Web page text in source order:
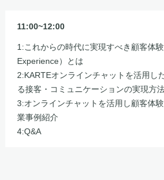
11:00~12:00
1:これからの時代に実現すべき顧客体
Experience）とは
2:KARTEオンラインチャットを活用し
る接客・コミュニケーションの実現方
3:オンラインチャットを活用し顧客体
業事例紹介
4:Q&A